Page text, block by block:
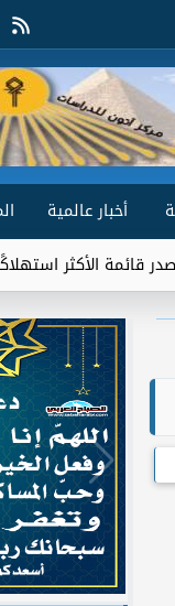
أخبار عالمية
استهلاكًا للطاقة